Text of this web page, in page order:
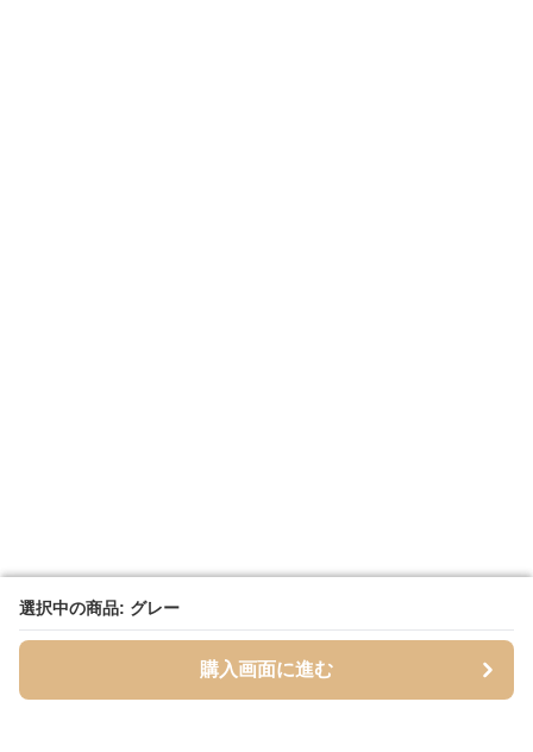
選択中の商品: グレー
購入画面に進む
選択中の商品: グレー
購入画面に進む